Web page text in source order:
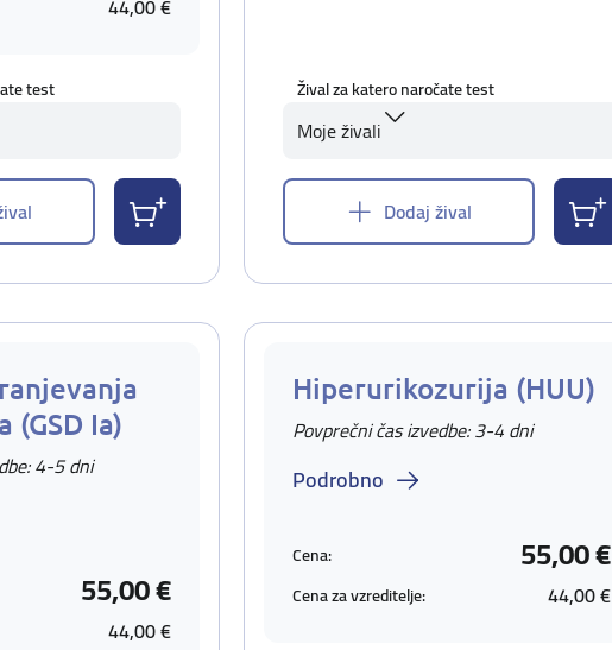
44,00 €
test Žival za katero naročate test
Moje živali
Dodaj žival
(GSD Ia)
4-5 dni
55,00 €
44,00 €
Hiperurikozurija (HUU)
Povprečni čas izvedbe: 3-4 dni
Podrobno
Cena: 55,00 €
Cena za vzreditelje: 44,00 €